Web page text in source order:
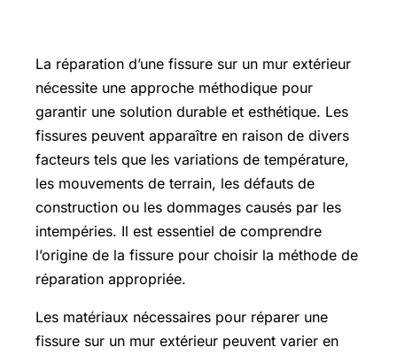
La réparation d’une fissure sur un mur extérieur
nécessite une approche méthodique pour
garantir une solution durable et esthétique. Les
fissures peuvent apparaître en raison de divers
facteurs tels que les variations de température,
les mouvements de terrain, les défauts de
construction ou les dommages causés par les
intempéries. Il est essentiel de comprendre
l’origine de la fissure pour choisir la méthode de
réparation appropriée.
Les matériaux nécessaires pour réparer une
fissure sur un mur extérieur peuvent varier en